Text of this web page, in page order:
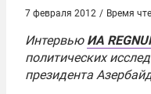
7 февраля 2012 / Время
Интервью ИА
политических
президента